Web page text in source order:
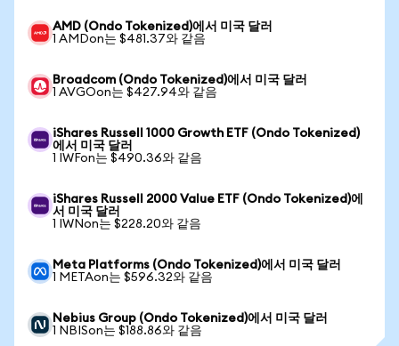
AMD (Ondo Tokenized)에서 미국 달러
1 AMDon는 $481.37와 같음
Broadcom (Ondo Tokenized)에서 미국 달러
1 AVGOon는 $427.94와 같음
iShares Russell 1000 Growth ETF (Ondo Tokenized)
에서 미국 달러
1 IWFon는 $490.36와 같음
iShares Russell 2000 Value ETF (Ondo Tokenized)에
서 미국 달러
1 IWNon는 $228.20와 같음
Meta Platforms (Ondo Tokenized)에서 미국 달러
1 METAon는 $596.32와 같음
Nebius Group (Ondo Tokenized)에서 미국 달러
1 NBISon는 $188.86와 같음